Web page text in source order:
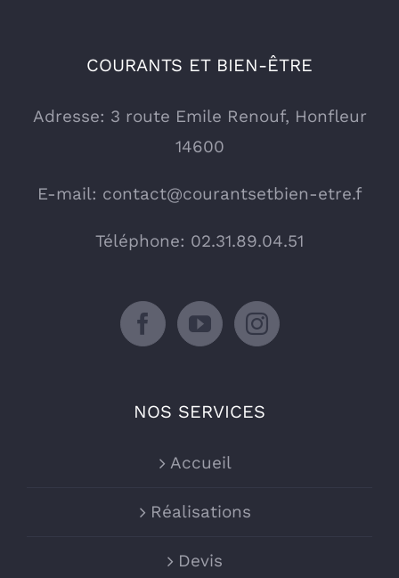
COURANTS ET BIEN-ÊTRE
Adresse: 3 route Emile Renouf, Honfleur
14600
E-mail: contact@courantsetbien-etre.f
Téléphone: 02.31.89.04.51
NOS SERVICES
Accueil
Réalisations
Devis